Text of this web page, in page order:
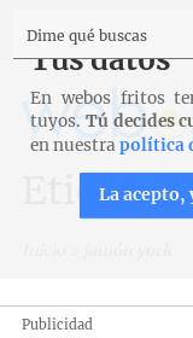
Publicidad
Tus datos
En webos fritos
tuyos. Tú decides
en nuestrapolítica
La